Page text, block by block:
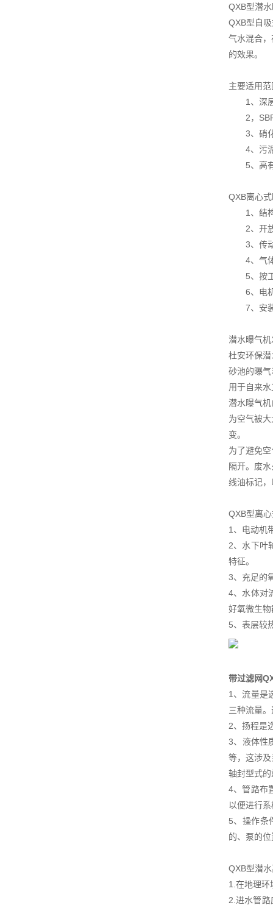
QXB型潜
QXB型自
气水混合
的效果。
主要适用
1、深层
2，SBR
3、硝化
4、污泥
5、高有
QXB离心
1、结构
2、开放
3、传动
4、气体
5、按工
6、电机
7、安装
潜水曝气
杜安环保
砂池的曝
用于自来
潜水曝气
为空气被
变。
为了避免
隔开。废
线油标记
QXB型离
1、电动机
2、水下叶
特征。
3、充足的
4、水体对
好氧微生
5、表层较
带过滤网
1、流量是
三种流量
2、扬程是
3、液体性
等，这涉
轴封型式
4、管路布
以便进行
5、操作条
的、泵的
QXB型潜
1.在地理环
2.进水管